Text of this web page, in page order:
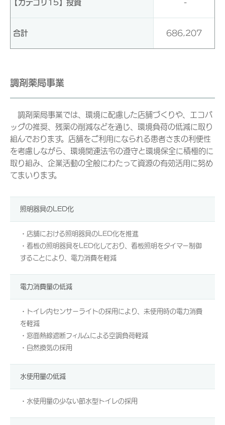
【カテゴリ15】投資 -
合計 686,207
調剤薬局事業
調剤薬局事業では、環境に配慮した店舗づくりや、エコバ
ッグの推奨、残薬の削減などを通じ、環境負荷の低減に取り
組んでおります。店舗をご利用になられる患者さまの利便性
を考慮しながら、環境関連法令の遵守と環境保全に積極的に
取り組み、企業活動の全般にわたって資源の有効活用に努め
てまいります。
照明器具のLED化
・店舗における照明器具のLED化を推進
・看板の照明器具をLED化しており、看板照明をタイマー制御
することにより、電力消費を軽減
電力消費量の低減
・トイレ内センサーライトの採用により、未使用時の電力消費
を軽減
・窓面熱線遮断フィルムによる空調負荷軽減
・自然換気の採用
水使用量の低減
・水使用量の少ない節水型トイレの採用